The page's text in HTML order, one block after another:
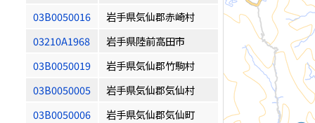
03B0050016
岩手県気仙郡赤崎村
03210A1968
岩手県陸前高田市
03B0050019
岩手県気仙郡竹駒村
03B0050005
岩手県気仙郡気仙村
03B0050006
岩手県気仙郡気仙町